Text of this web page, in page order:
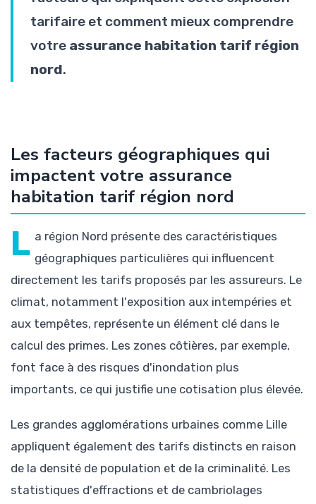
tarifaire et comment mieux comprendre
votre assurance habitation tarif région
nord.
Les facteurs géographiques qui
impactent votre assurance
habitation tarif région nord
L a région Nord présente des caractéristiques
géographiques particulières qui influencent
directement les tarifs proposés par les assureurs. Le
climat, notamment l'exposition aux intempéries et
aux tempêtes, représente un élément clé dans le
calcul des primes. Les zones côtières, par exemple,
font face à des risques d'inondation plus
importants, ce qui justifie une cotisation plus élevée.
Les grandes agglomérations urbaines comme Lille
appliquent également des tarifs distincts en raison
de la densité de population et de la criminalité. Les
statistiques d'effractions et de cambriolages